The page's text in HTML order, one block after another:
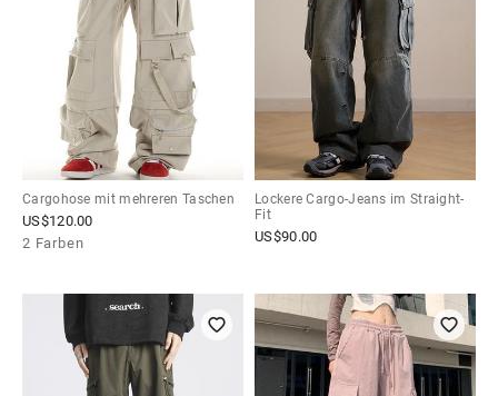
Cargohose mit mehreren Taschen
US$120.00
2 Farben
Lockere Cargo-Jeans im Straight-
Fit
US$90.00